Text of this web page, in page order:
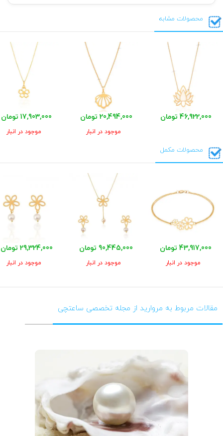
محصولات مشابه
46,922,000 تومان 20,494,000 تومان
موجود در انبار
17,903,000 تومان
موجود در انبار
محصولات مکمل
43,917,000 تومان
موجود در انبار
90,445,000 تومان
موجود در انبار
29,324,000 تومان
موجود در انبار
مقالات مربوط به مروارید از مجله تخصصی ساعتچی